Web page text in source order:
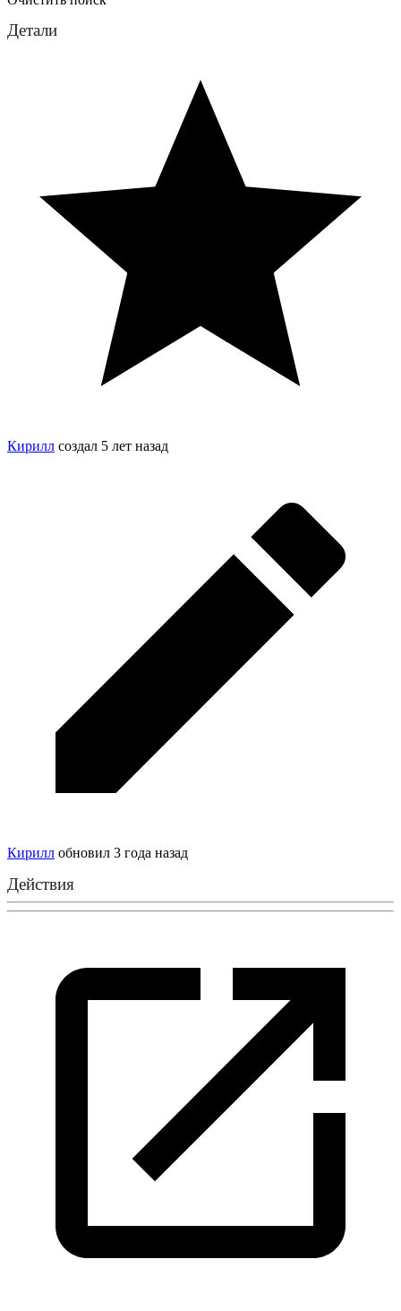
Детали
Кирилл создал 5 лет назад
Кирилл обновил 3 года назад
Действия